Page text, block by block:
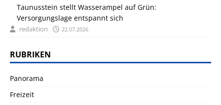
Taunusstein stellt Wasserampel auf Grün:
Versorgungslage entspannt sich
redaktion 22.07.2026
RUBRIKEN
Panorama
Freizeit